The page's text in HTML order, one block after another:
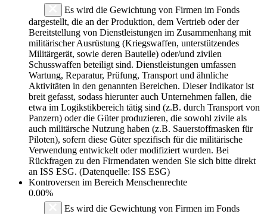
Es wird die Gewichtung von Firmen im Fonds
dargestellt, die an der Produktion, dem Vertrieb oder der
Bereitstellung von Dienstleistungen im Zusammenhang mit
militärischer Ausrüstung (Kriegswaffen, unterstützendes
Militärgerät, sowie deren Bauteile) oder/und zivilen
Schusswaffen beteiligt sind. Dienstleistungen umfassen
Wartung, Reparatur, Prüfung, Transport und ähnliche
Aktivitäten in den genannten Bereichen. Dieser Indikator ist
breit gefasst, sodass hierunter auch Unternehmen fallen, die
etwa im Logikstikbereich tätig sind (z.B. durch Transport von
Panzern) oder die Güter produzieren, die sowohl zivile als
auch militärsche Nutzung haben (z.B. Sauerstoffmasken für
Piloten), sofern diese Güter spezifisch für die militärische
Verwendung entwickelt oder modifiziert wurden. Bei
Rückfragen zu den Firmendaten wenden Sie sich bitte direkt
an ISS ESG. (Datenquelle: ISS ESG)
Kontroversen im Bereich Menschenrechte
0.00%
Es wird die Gewichtung von Firmen im Fonds